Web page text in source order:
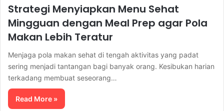
Strategi Menyiapkan Menu Sehat
Mingguan dengan Meal Prep agar Pola
Makan Lebih Teratur
Menjaga pola makan sehat di tengah aktivitas yang padat
sering menjadi tantangan bagi banyak orang. Kesibukan harian
terkadang membuat seseorang…
Read More »